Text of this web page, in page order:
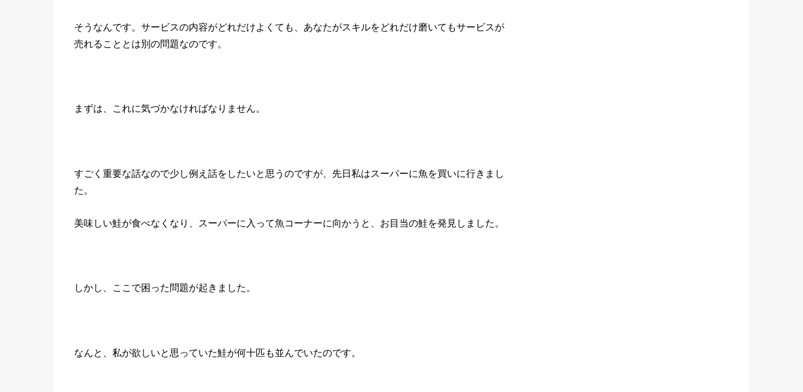
そうなんです。サービスの内容がどれだけよくても、あなたがスキルをどれだけ磨いてもサービスが
売れることとは別の問題なのです。
まずは、これに気づかなければなりません。
すごく重要な話なので少し例え話をしたいと思うのですが、先日私はスーパーに魚を買いに行きまし
た。
美味しい鮭が食べなくなり、スーパーに入って魚コーナーに向かうと、お目当の鮭を発見しました。
しかし、ここで困った問題が起きました。
なんと、私が欲しいと思っていた鮭が何十匹も並んでいたのです。